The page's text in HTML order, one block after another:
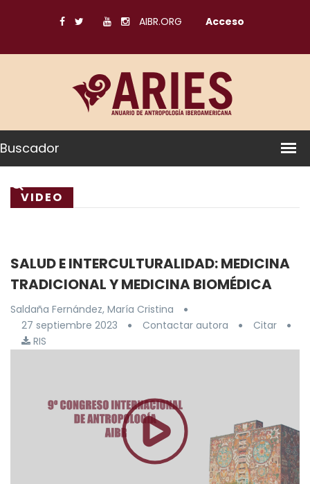
AIBR.ORG Acceso
Buscador
VIDEO
SALUD E INTERCULTURALIDAD: MEDICINA
TRADICIONAL Y MEDICINA BIOMÉDICA
Saldaña Fernández, María Cristina
27 septiembre 2023
Contactar autora
Citar
RIS